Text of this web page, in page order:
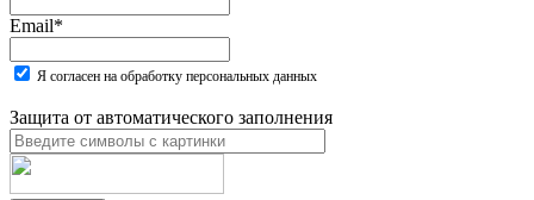
Email*
Я согласен на обработку персональных данных
Защита от автоматического заполнения